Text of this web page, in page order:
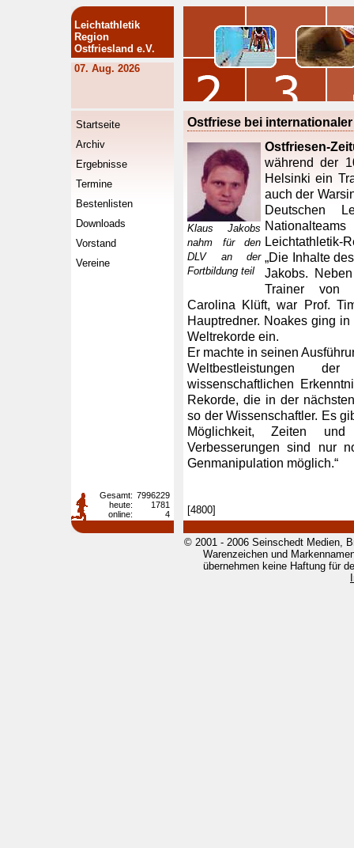
Leichtathletik
Region
Ostfriesland e.V.
07. Aug. 2026
Startseite
Archiv
Ergebnisse
Termine
Bestenlisten
Downloads
Vorstand
Vereine
Ostfriese bei
Klaus Jakobs
nahm für den
DLV an der
Fortbildung teil
Ostfriesen-
während der
Helsinki ein
auch der
Deutschen
Leichtathletik-
„Die Inhalte
Jakobs.
Trainer von
Carolina Klüft, war Prof.
Hauptredner. Noakes ging
Weltrekorde ein.
Er machte in seinen
Weltbestleistungen
wissenschaftlichen
Rekorde, die in der
so der Wissenschaftler. Es
Möglichkeit, Zeiten
Verbesserungen sind nur
Genmanipulation möglich.“
[4800]
Gesamt: 7996229
heute:
1781
online:
4
© 2001 - 2006 Seinschedt Medien,
Warenzeichen und
übernehmen keine Haftung für